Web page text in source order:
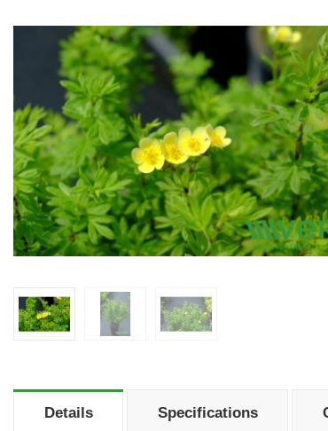
Details Specifications